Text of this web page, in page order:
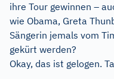
ihre Tour gewinnen –
wie Obama, Greta
Sängerin jemals vom
gekürt werden?
Okay, das ist gelogen.